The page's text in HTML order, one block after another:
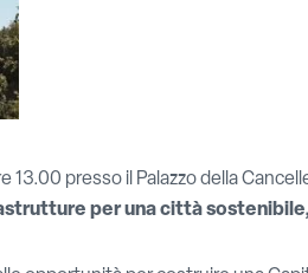
presso il Palazzo della
per una città